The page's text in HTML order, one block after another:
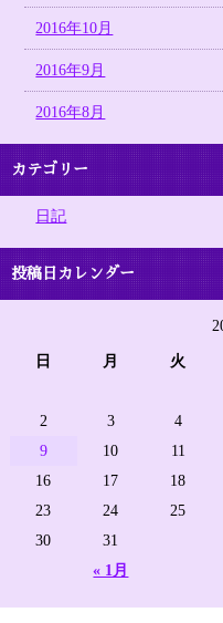
2016年10月
2016年9月
2016年8月
カテゴリー
日記
投稿日カレンダー
日 月 火
« 1月
2
3 4
9
10 11
16
17 18
23
24 25
30
31